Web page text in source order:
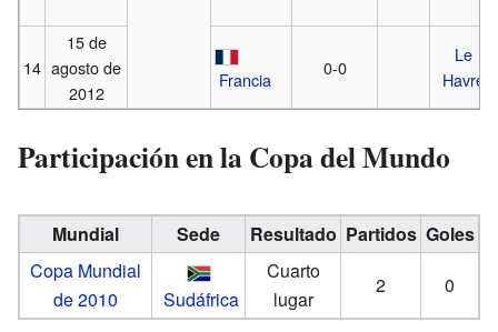
14
15 de
agosto de
2012
Francia
0-0
Le
Havre
Participación en la Copa del Mundo
Mundial Sede Resultado Partidos Goles
Copa Mundial
de 2010
Sudáfrica
Cuarto
lugar
2 0